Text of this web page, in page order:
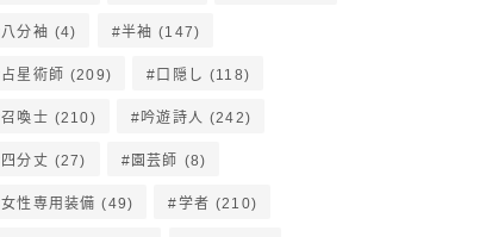
八分袖 (4) 半袖 (147)
占星術師 (209) 口隠し (118)
召喚士 (210) 吟遊詩人 (242)
四分丈 (27) 園芸師 (8)
女性専用装備 (49) 学者 (210)